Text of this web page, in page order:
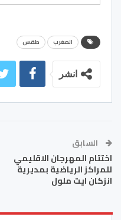
المغرب طقس
انشر
السابق
اختتام المهرجان الاقليمي
للمراكز الرياضية بمديرية
انزكان ايت ملول